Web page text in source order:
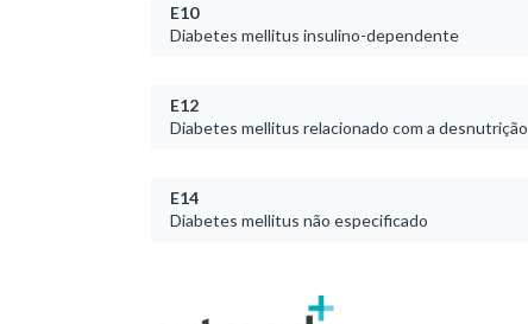
E10
Diabetes mellitus insulino-dependente
E12
Diabetes mellitus relacionado com a desnutrição
E14
Diabetes mellitus não especificado